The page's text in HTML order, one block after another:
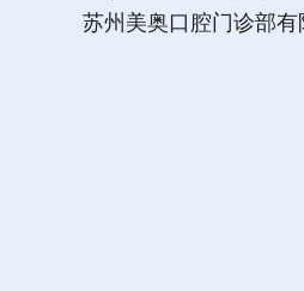
苏州美奥口腔门诊部